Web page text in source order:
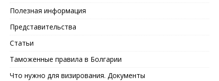
Полезная информация
Представительства
Статьи
Таможенные правила в Болгарии
Что нужно для визирования. Документы